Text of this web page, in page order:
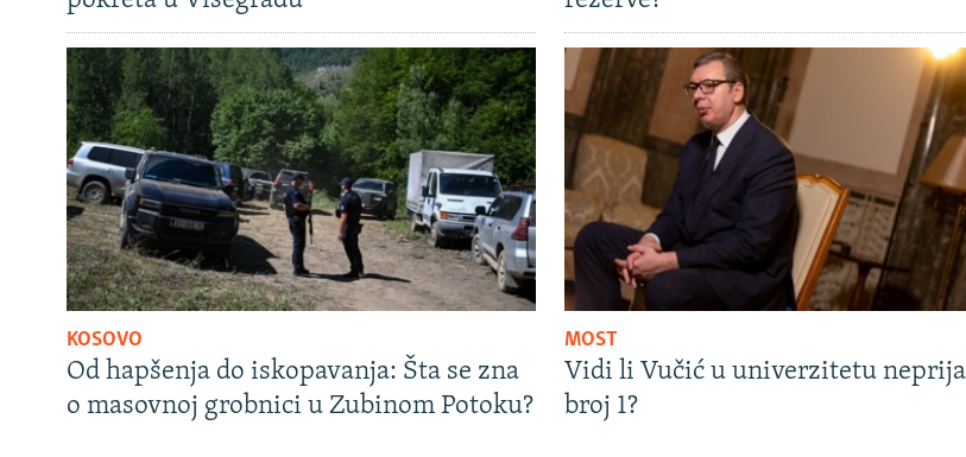
KOSOVO
Od hapšenja do iskopavanja: Šta se zna
o masovnoj grobnici u Zubinom Potoku?
MOST
Vidi li Vučić u univerzitetu
broj 1?